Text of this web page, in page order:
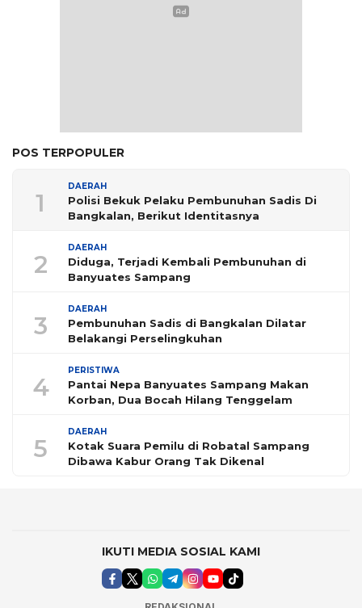
POS TERPOPULER
1
DAERAH
Polisi Bekuk Pelaku Pembunuhan Sadis Di
Bangkalan, Berikut Identitasnya
2
DAERAH
Diduga, Terjadi Kembali Pembunuhan di
Banyuates Sampang
3
DAERAH
Pembunuhan Sadis di Bangkalan Dilatar
Belakangi Perselingkuhan
4
PERISTIWA
Pantai Nepa Banyuates Sampang Makan
Korban, Dua Bocah Hilang Tenggelam
5
DAERAH
Kotak Suara Pemilu di Robatal Sampang
Dibawa Kabur Orang Tak Dikenal
IKUTI MEDIA SOSIAL KAMI